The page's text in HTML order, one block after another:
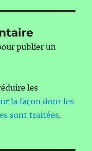
publier un
les
la façon dont les
sont traitées.